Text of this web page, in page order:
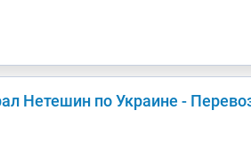
Нетешин по Украине -